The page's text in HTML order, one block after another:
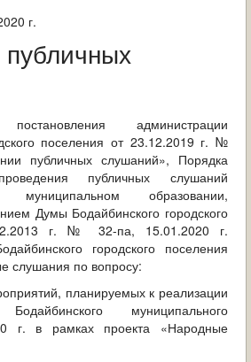
БОДАЙБО
ДЕЯТЕЛЬНОСТЬ
г.
публичных
администрации
поселения от 23.12.2019 г. №
публичных слушаний», Порядка
публичных слушаний
образовании,
Думы Бодайбинского городского
г. № 32-па, 15.01.2020 г.
городского поселения
слушания по вопросу:
планируемых к реализации
муниципального
г. в рамках проекта «Народные